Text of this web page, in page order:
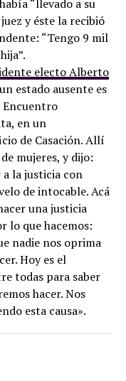
“llevado a su
y éste la recibió
“Tengo 9 mil
electo Alberto
estado ausente es
Encuentro
en un
de Casación. Allí
mujeres, y dijo:
a la justicia con
de intocable. Acá
una justicia
lo que hacemos:
nadie nos oprima
Hoy es el
todas para saber
hacer. Nos
esta causa».